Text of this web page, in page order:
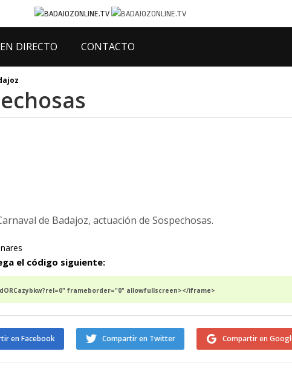
EN DIRECTO CONTACTO
de Badajoz, actuación de Sospechosas.
el código siguiente:
frameborder="0" allowfullscreen></iframe>
Compartir en
Compartir en Twitter
en Facebook